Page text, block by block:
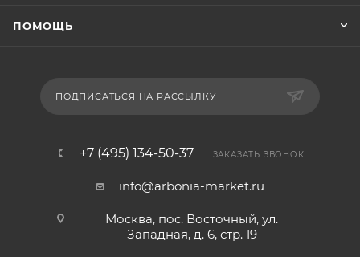
ПОМОЩЬ
ПОДПИСАТЬСЯ НА РАССЫЛКУ
+7 (495) 134-50-37 ЗАКАЗАТЬ ЗВОНОК
info@arbonia-market.ru
Москва, пос. Восточный, ул.
Западная, д. 6, стр. 19